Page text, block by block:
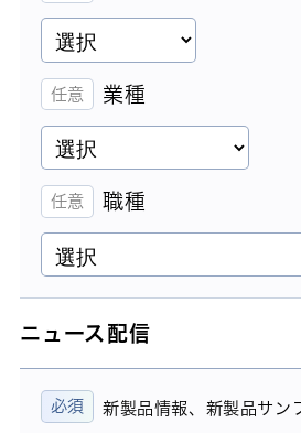
業種
職種
ニュース配信
新製品情報、新製品サン